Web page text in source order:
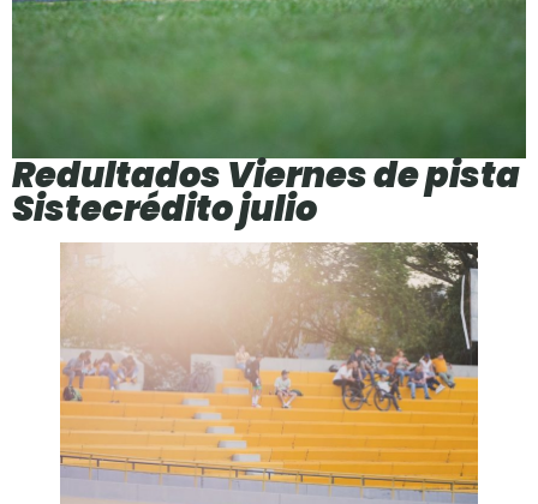
Redultados Viernes de pista
Sistecrédito julio